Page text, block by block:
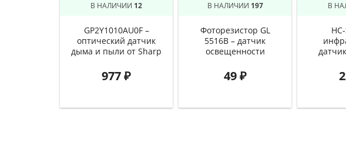
В НАЛИЧИИ 12
GP2Y1010AU0F –
оптический датчик
дыма и пыли от Sharp
977₽
В НАЛИЧИИ 197
Фоторезистор GL
5516B – датчик
освещенности
49₽
В